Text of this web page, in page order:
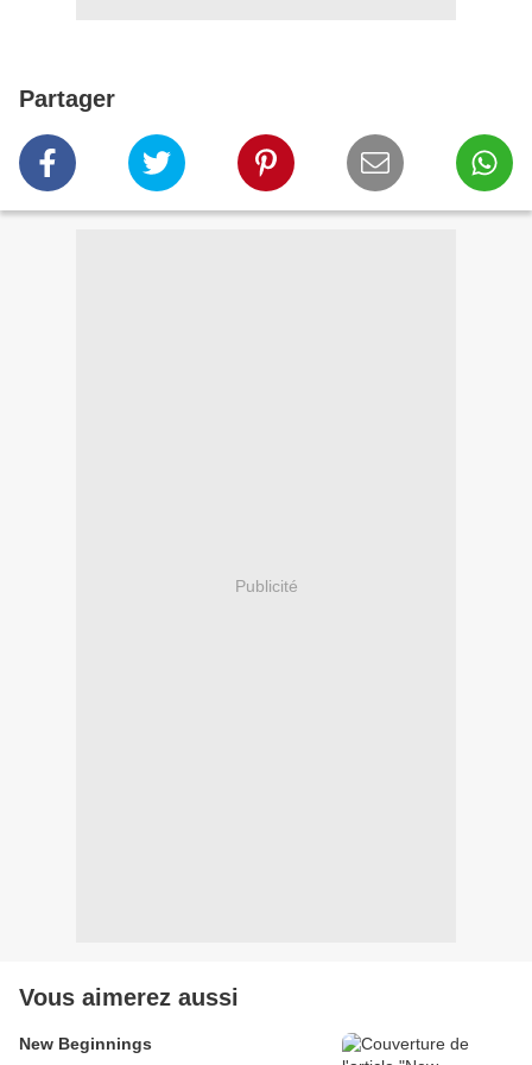
Partager
Publicité
Vous aimerez aussi
New Beginnings